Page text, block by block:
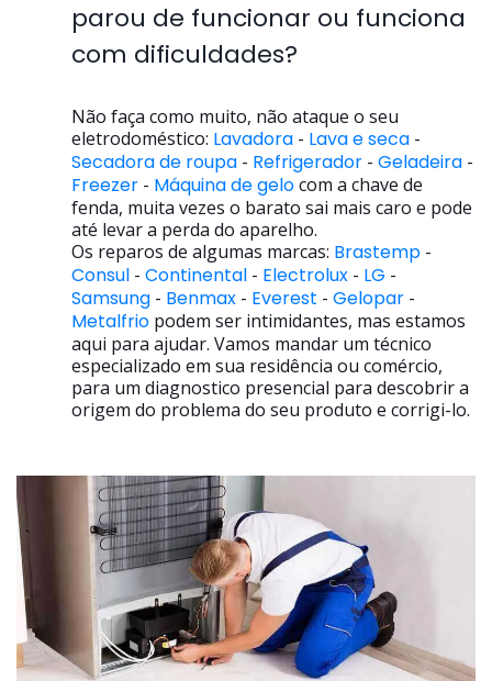
parou de funcionar ou funciona
com dificuldades?
Não faça como muito, não ataque o seu
eletrodoméstico: Lavadora - Lava e seca -
Secadora de roupa - Refrigerador - Geladeira -
Freezer - Máquina de gelocom a chave de
fenda, muita vezes o barato sai mais caro e pode
até levar a perda do aparelho.
Os reparos de algumas marcas: Brastemp -
Consul - Continental - Electrolux - LG -
Samsung - Benmax - Everest - Gelopar -
Metalfrio podem ser intimidantes, mas estamos
aqui para ajudar. Vamos mandar um técnico
especializado em sua residência ou comércio,
para um diagnostico presencial para descobrir a
origem do problema do seu produto e corrigi-lo.